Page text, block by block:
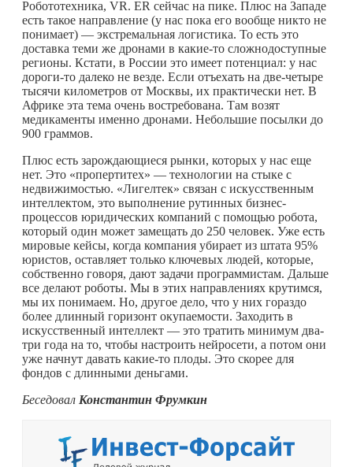
Робототехника, VR. ER сейчас на пике. Плюс на Западе
есть такое направление (у нас пока его вообще никто не
понимает) — экстремальная логистика. То есть это
доставка теми же дронами в какие-то сложнодоступные
регионы. Кстати, в России это имеет потенциал: у нас
дороги-то далеко не везде. Если отъехать на две-четыре
тысячи километров от Москвы, их практически нет. В
Африке эта тема очень востребована. Там возят
медикаменты именно дронами. Небольшие посылки до
900 граммов.
Плюс есть зарождающиеся рынки, которых у нас еще
нет. Это «пропертитех» — технологии на стыке с
недвижимостью. «Лигелтек» связан с искусственным
интеллектом, это выполнение рутинных бизнес-
процессов юридических компаний с помощью робота,
который один может замещать до 250 человек. Уже есть
мировые кейсы, когда компания убирает из штата 95%
юристов, оставляет только ключевых людей, которые,
собственно говоря, дают задачи программистам. Дальше
все делают роботы. Мы в этих направлениях крутимся,
мы их понимаем. Но, другое дело, что у них гораздо
более длинный горизонт окупаемости. Заходить в
искусственный интеллект — это тратить минимум два-
три года на то, чтобы настроить нейросети, а потом они
уже начнут давать какие-то плоды. Это скорее для
фондов с длинными деньгами.
Беседовал Константин Фрумкин